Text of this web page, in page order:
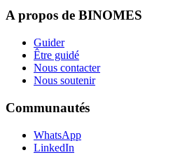
A propos de BINOMES
Guider
Être guidé
Nous contacter
Nous soutenir
Communautés
WhatsApp
LinkedIn